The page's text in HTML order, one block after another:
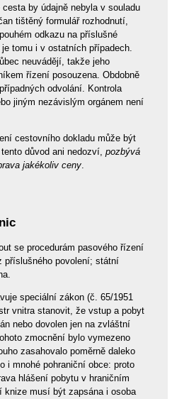
by údajně nebyla v souladu
tištěný formulář rozhodnutí,
odkazu na příslušné
tomu i v ostatních případech.
neuvádějí, takže jeho
řízení posouzena. Obdobně
odvolání. Kontrola
jiným nezávislým orgánem není
cestovního dokladu může být
důvod ani nedozví, pozbývá
jakékoliv ceny.
se procedurám pasového řízení
příslušného povolení; státní
speciální zákon (č. 65/1951
vnitra stanovit, že vstup a pobyt
nebo dovolen jen na zvláštní
zmocnění bylo vymezeno
zasahovalo poměrně daleko
i mnohé pohraniční obce: proto
hlášení pobytu v hraničním
knize musí být zapsána i osoba